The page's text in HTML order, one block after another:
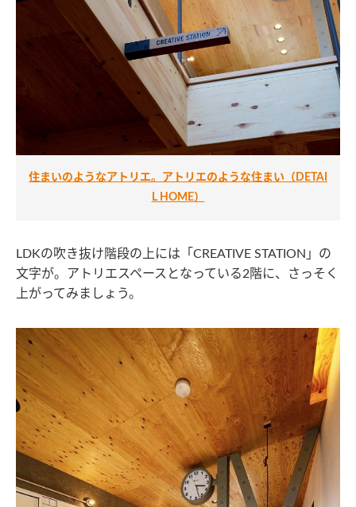
住まいのようなアトリエ。アトリエのような住まい（DETAI
L HOME）
LDKの吹き抜け階段の上には「CREATIVE STATION」の
文字が。アトリエスペースとなっている2階に、さっそく
上がってみましょう。